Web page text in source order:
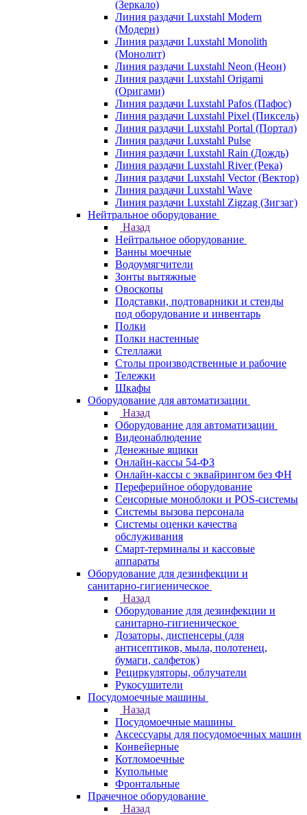
(Зеркало)
Линия раздачи Luxstahl Modern
(Модерн)
Линия раздачи Luxstahl Monolith
(Монолит)
Линия раздачи Luxstahl Neon (Неон)
Линия раздачи Luxstahl Origami
(Оригами)
Линия раздачи Luxstahl Pafos (Пафос)
Линия раздачи Luxstahl Pixel (Пиксель)
Линия раздачи Luxstahl Portal (Портал)
Линия раздачи Luxstahl Pulse
Линия раздачи Luxstahl Rain (Дождь)
Линия раздачи Luxstahl River (Река)
Линия раздачи Luxstahl Vector (Вектор)
Линия раздачи Luxstahl Wave
Линия раздачи Luxstahl Zigzag (Зигзаг)
Нейтральное оборудование
Назад
Нейтральное оборудование
Ванны моечные
Водоумягчители
Зонты вытяжные
Овоскопы
Подставки, подтоварники и стенды
под оборудование и инвентарь
Полки
Полки настенные
Стеллажи
Столы производственные и рабочие
Тележки
Шкафы
Оборудование для автоматизации
Назад
Оборудование для автоматизации
Видеонаблюдение
Денежные ящики
Онлайн-кассы 54-ФЗ
Онлайн-кассы с эквайрингом без ФН
Переферийное оборудование
Сенсорные моноблоки и POS-системы
Системы вызова персонала
Системы оценки качества
обслуживания
Смарт-терминалы и кассовые
аппараты
Оборудование для дезинфекции и
санитарно-гигиеническое
Назад
Оборудование для дезинфекции и
санитарно-гигиеническое
Дозаторы, диспенсеры (для
антисептиков, мыла, полотенец,
бумаги, салфеток)
Рециркуляторы, облучатели
Рукосушители
Посудомоечные машины
Назад
Посудомоечные машины
Аксессуары для посудомоечных машин
Конвейерные
Котломоечные
Купольные
Фронтальные
Прачечное оборудование
Назад